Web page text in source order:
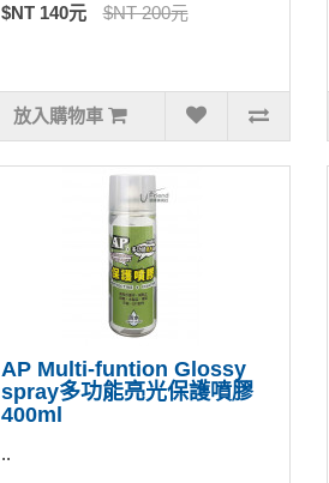
$NT 140元 $NT 200元
放入購物車
AP Multi-funtion Glossy
spray多功能亮光保護噴膠
400ml
..